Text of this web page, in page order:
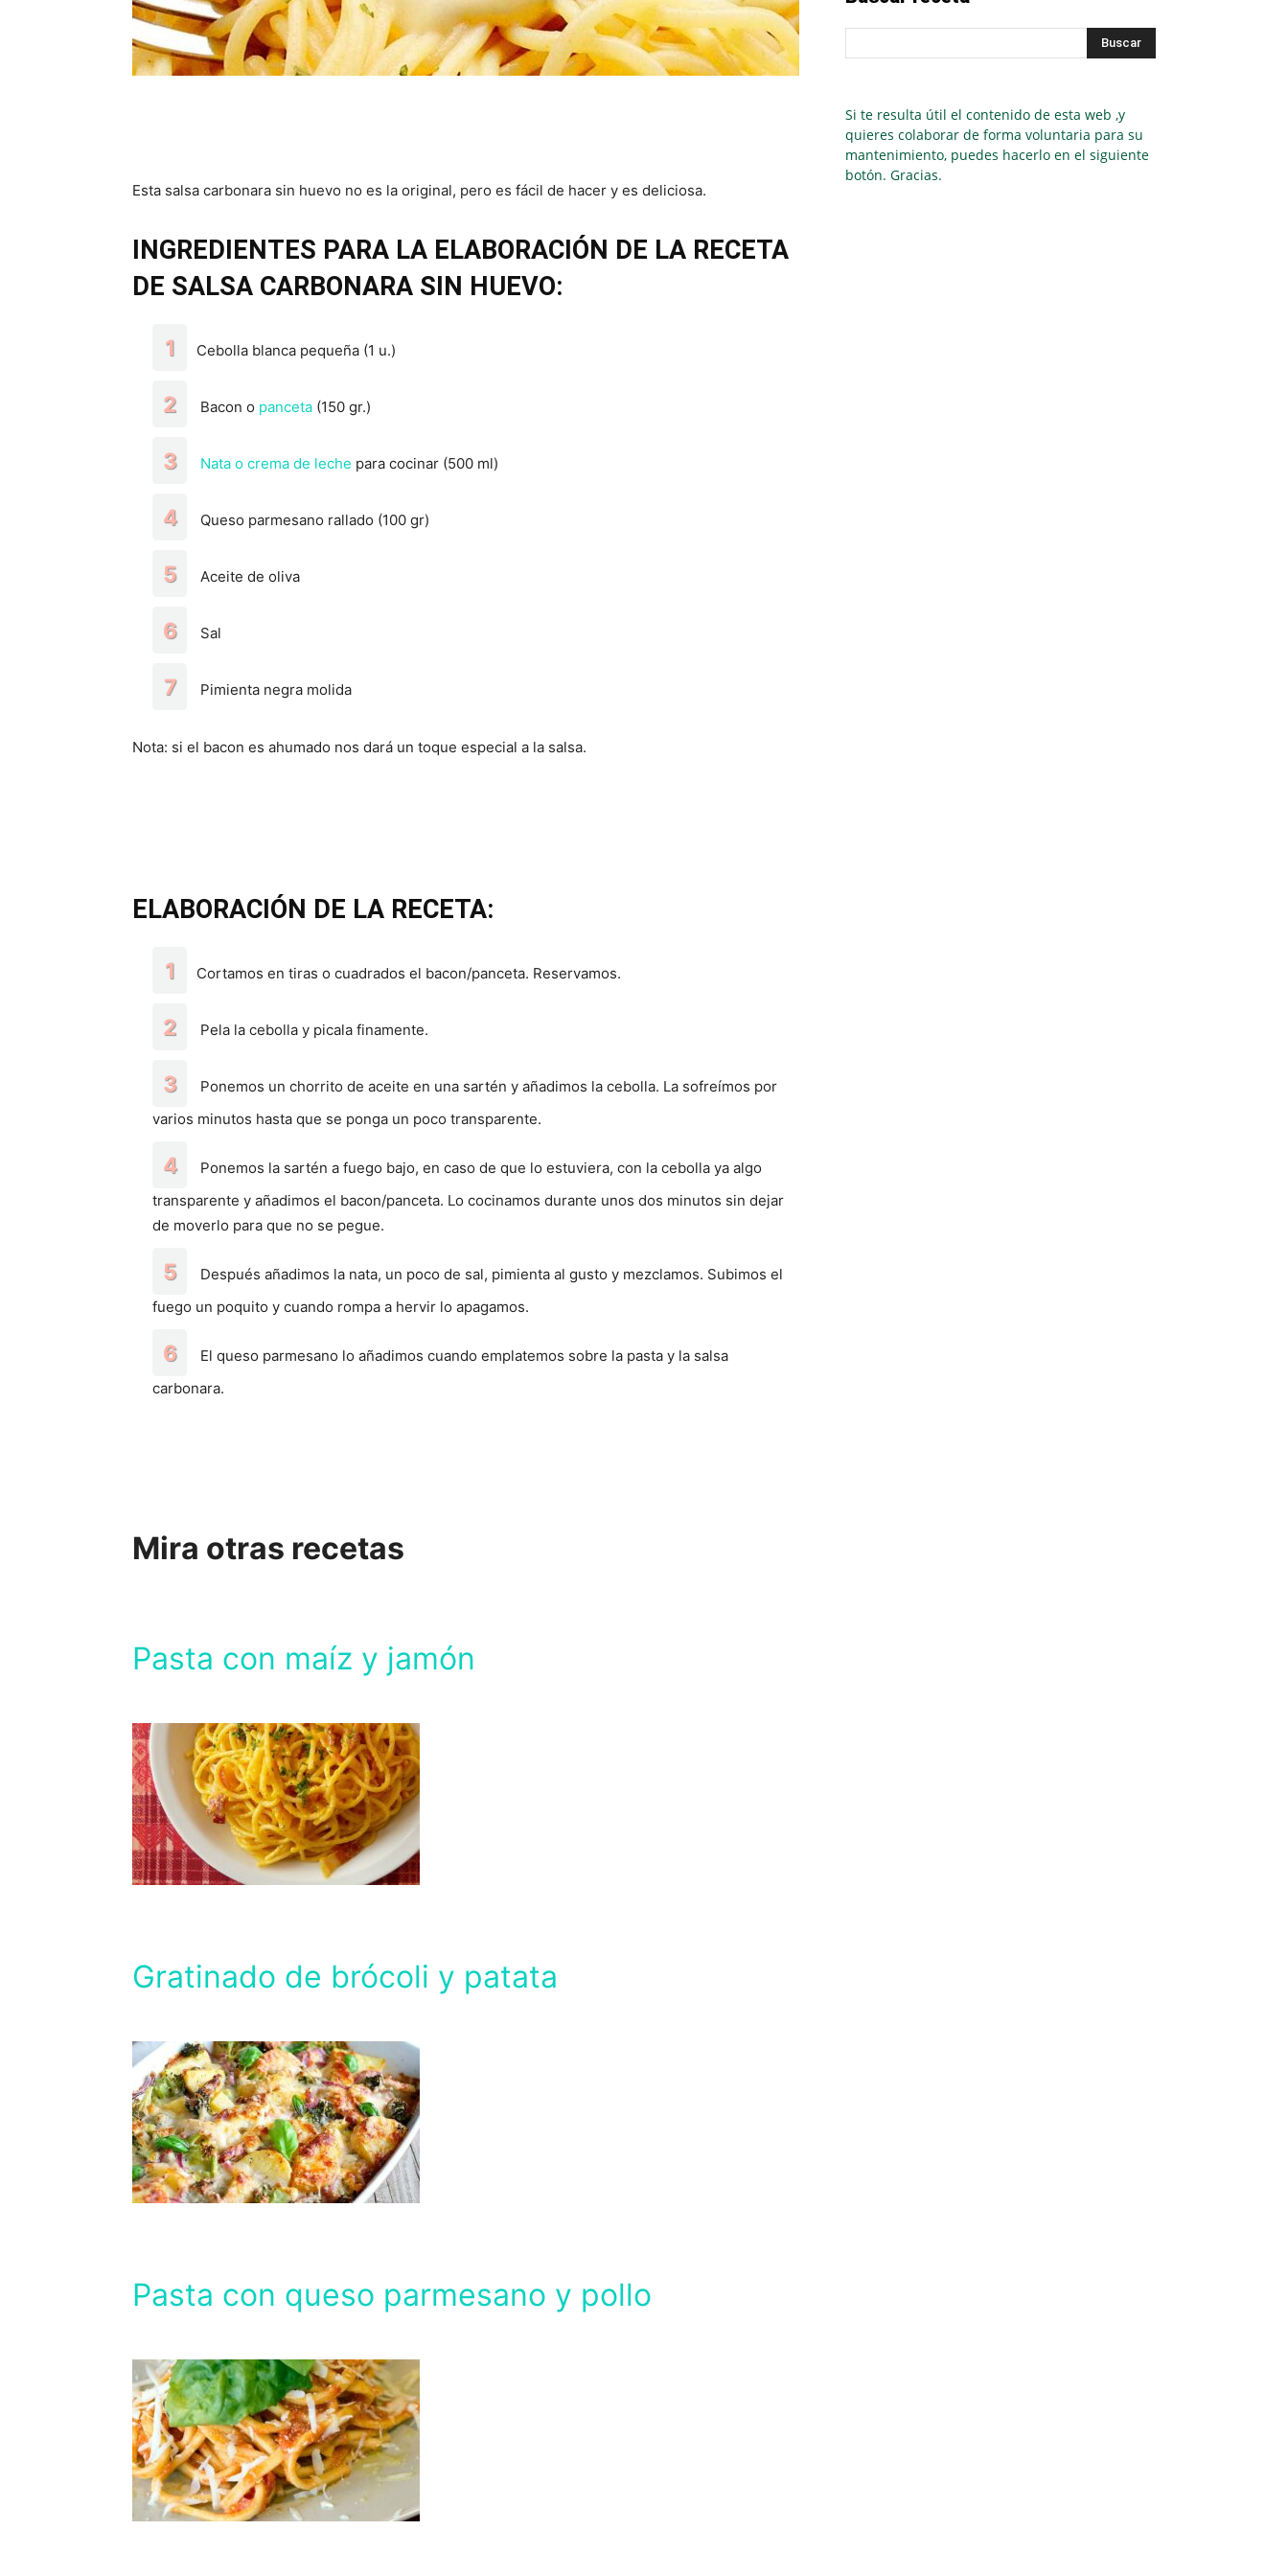
Esta salsa carbonara sin huevo no es la original, pero es fácil de hacer y es deliciosa.
INGREDIENTES PARA LA ELABORACIÓN DE LA RECETA
DE SALSA CARBONARA SIN HUEVO:
Cebolla blanca pequeña (1 u.)
Bacon o panceta (150 gr.)
Nata o crema de leche para cocinar (500 ml)
Queso parmesano rallado (100 gr)
Aceite de oliva
Sal
Pimienta negra molida
Nota: si el bacon es ahumado nos dará un toque especial a la salsa.
ELABORACIÓN DE LA RECETA:
Cortamos en tiras o cuadrados el bacon/panceta. Reservamos.
Pela la cebolla y picala finamente.
Ponemos un chorrito de aceite en una sartén y añadimos la cebolla. La sofreímos por
varios minutos hasta que se ponga un poco transparente.
Ponemos la sartén a fuego bajo, en caso de que lo estuviera, con la cebolla ya algo
transparente y añadimos el bacon/panceta. Lo cocinamos durante unos dos minutos sin dejar
de moverlo para que no se pegue.
Después añadimos la nata, un poco de sal, pimienta al gusto y mezclamos. Subimos el
fuego un poquito y cuando rompa a hervir lo apagamos.
El queso parmesano lo añadimos cuando emplatemos sobre la pasta y la salsa
carbonara.
Mira otras recetas
Pasta con maíz y jamón
Gratinado de brócoli y patata
Pasta con queso parmesano y pollo
Si te resulta útil el contenido de esta web ,y
quieres colaborar de forma voluntaria para su
mantenimiento, puedes hacerlo en el siguiente
botón. Gracias.